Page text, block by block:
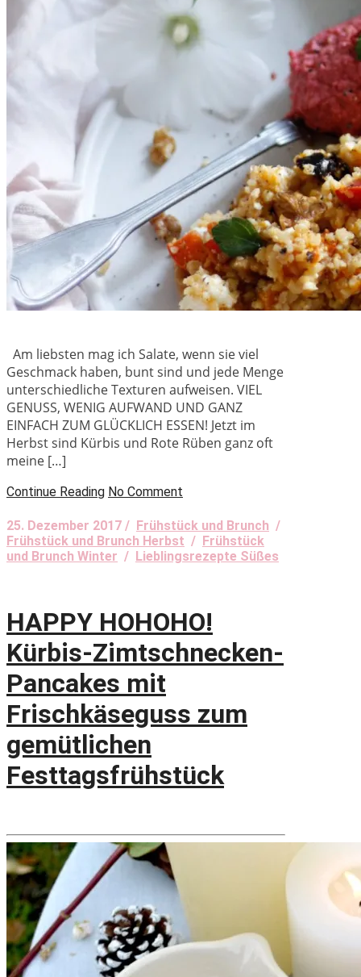
Am liebsten mag ich Salate, wenn sie viel
Geschmack haben, bunt sind und jede Menge
unterschiedliche Texturen aufweisen. VIEL
GENUSS, WENIG AUFWAND UND GANZ
EINFACH ZUM GLÜCKLICH ESSEN! Jetzt im
Herbst sind Kürbis und Rote Rüben ganz oft
meine […]
Continue Reading No Comment
25. Dezember 2017 / Frühstück und Brunch /
Frühstück und Brunch Herbst / Frühstück
und Brunch Winter / Lieblingsrezepte Süßes
HAPPY HOHOHO!
Kürbis-Zimtschnecken-
Pancakes mit
Frischkäseguss zum
gemütlichen
Festtagsfrühstück